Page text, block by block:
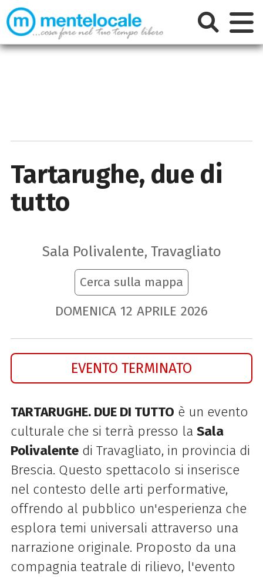
Tartarughe, due di
tutto
Sala Polivalente, Travagliato
Cerca sulla mappa
DOMENICA 12 APRILE 2026
EVENTO TERMINATO
TARTARUGHE. DUE DI TUTTO è un evento
culturale che si terrà presso la Sala
Polivalentedi Travagliato, in provincia di
Brescia. Questo spettacolo si inserisce
nel contesto delle arti performative,
offrendo al pubblico un'esperienza che
esplora temi universali attraverso una
narrazione originale. Proposto da una
compagnia teatrale di rilievo, l'evento